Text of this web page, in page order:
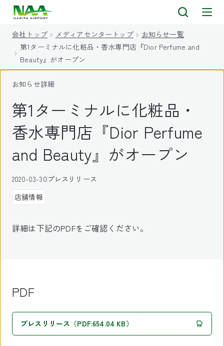
会社トップ メディアセンタートップ
お知らせ一覧
第1ターミナルに化粧品・香水専門店『Dior Perfume and
Beauty』がオープン
お知らせ詳細
第1ターミナルに化粧品・
香水専門店『Dior Perfume
and Beauty』がオープン
2020-03-30プレスリリース
店舗情報
詳細は下記のPDFをご確認ください。
PDF
プレスリリース（PDF:654.04 KB）